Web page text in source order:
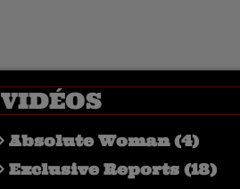
VIDÉOS
Absolute Woman (4)
Exclusive Reports (18)